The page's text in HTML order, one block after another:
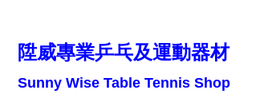
陞威專業乒乓及運動器材
Sunny Wise Table Tennis Shop